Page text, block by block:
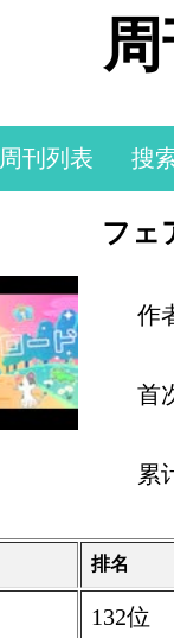
周刊列表 搜
フェ
作
首
累
排名
132位